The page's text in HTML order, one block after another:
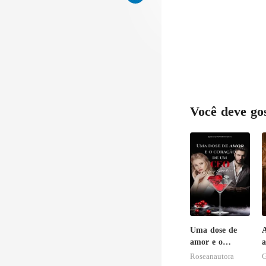
Você deve
Uma dose de
amor e o
coração de um
Roseanautora